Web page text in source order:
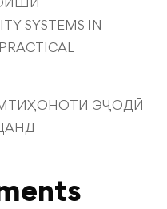
SYSTEMS IN
ЭҶОДӢ